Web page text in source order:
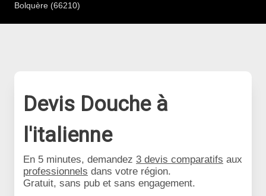
Bolquère (66210)
Devis Douche à
l'italienne
En 5 minutes, demandez 3 devis comparatifs aux
professionnels dans votre région.
Gratuit, sans pub et sans engagement.